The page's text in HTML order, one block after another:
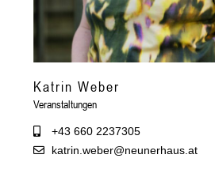
Katrin Weber
Veranstaltungen
+43 660 2237305
katrin.weber@neunerhaus.at